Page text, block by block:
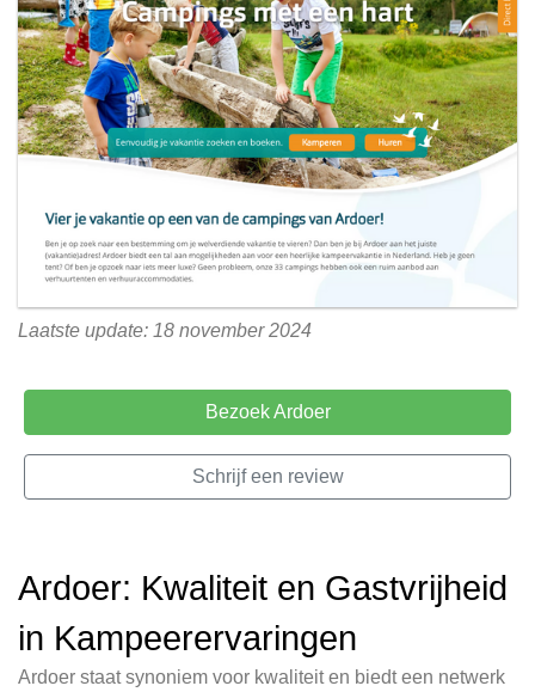
Laatste update: 18 november 2024
Bezoek Ardoer
Schrijf een review
Ardoer: Kwaliteit en Gastvrijheid
in Kampeerervaringen
Ardoer staat synoniem voor kwaliteit en biedt een netwerk